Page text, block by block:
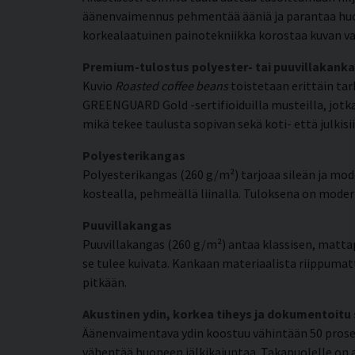
äänenvaimennus pehmentää ääniä ja parantaa
korkealaatuinen painotekniikka korostaa kuvan
Premium-tulostus polyester- tai
Kuvio Roasted coffee beans toistetaan erittäin
GREENGUARD Gold -sertifioiduilla musteilla,
mikä tekee taulusta sopivan sekä koti- että
Polyesterikangas
Polyesterikangas (260 g/m²) tarjoaa sileän ja
kostealla, pehmeällä liinalla. Tuloksena on
Puuvillakangas
Puuvillakangas (260 g/m²) antaa klassisen,
se tulee kuivata. Kankaan materiaalista
pitkään.
Akustinen ydin, korkea tiheys ja
Äänenvaimentava ydin koostuu vähintään 50
vähentää huoneen jälkikaiuntaa. Takapuolelle on